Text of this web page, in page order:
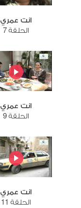
انت عمري
الحلقة 7
انت عمري
الحلقة 9
انت عمري
الحلقة 11